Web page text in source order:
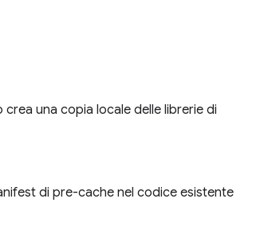
una copia locale delle librerie di
di pre-cache nel codice esistente